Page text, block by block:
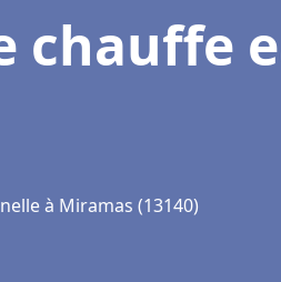
chauffe
à Miramas (13140)